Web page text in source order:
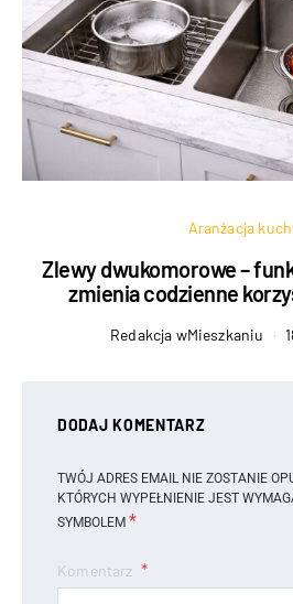
Aranżacja
Zlewy dwukomorowe –
zmienia codzienne
Redakcja wMieszkaniu
DODAJ KOMENTARZ
TWÓJ ADRES EMAIL NIE ZOSTANIE
KTÓRYCH WYPEŁNIENIE JEST
SYMBOLEM *
Komentarz